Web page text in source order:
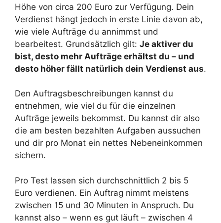
Höhe von circa 200 Euro zur Verfügung. Dein
Verdienst hängt jedoch in erste Linie davon ab,
wie viele Aufträge du annimmst und
bearbeitest. Grundsätzlich gilt: Je aktiver du
bist, desto mehr Aufträge erhältst du – und
desto höher fällt natürlich dein Verdienst aus.
Den Auftragsbeschreibungen kannst du
entnehmen, wie viel du für die einzelnen
Aufträge jeweils bekommst. Du kannst dir also
die am besten bezahlten Aufgaben aussuchen
und dir pro Monat ein nettes Nebeneinkommen
sichern.
Pro Test lassen sich durchschnittlich 2 bis 5
Euro verdienen. Ein Auftrag nimmt meistens
zwischen 15 und 30 Minuten in Anspruch. Du
kannst also – wenn es gut läuft – zwischen 4